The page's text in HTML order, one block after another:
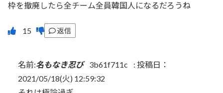
枠を撤廃したら全チーム全員韓国人になるだろうね
返信
名前:名もなき忍び 3b61f711c : 投稿日：
2021/05/18(火) 12:59:32